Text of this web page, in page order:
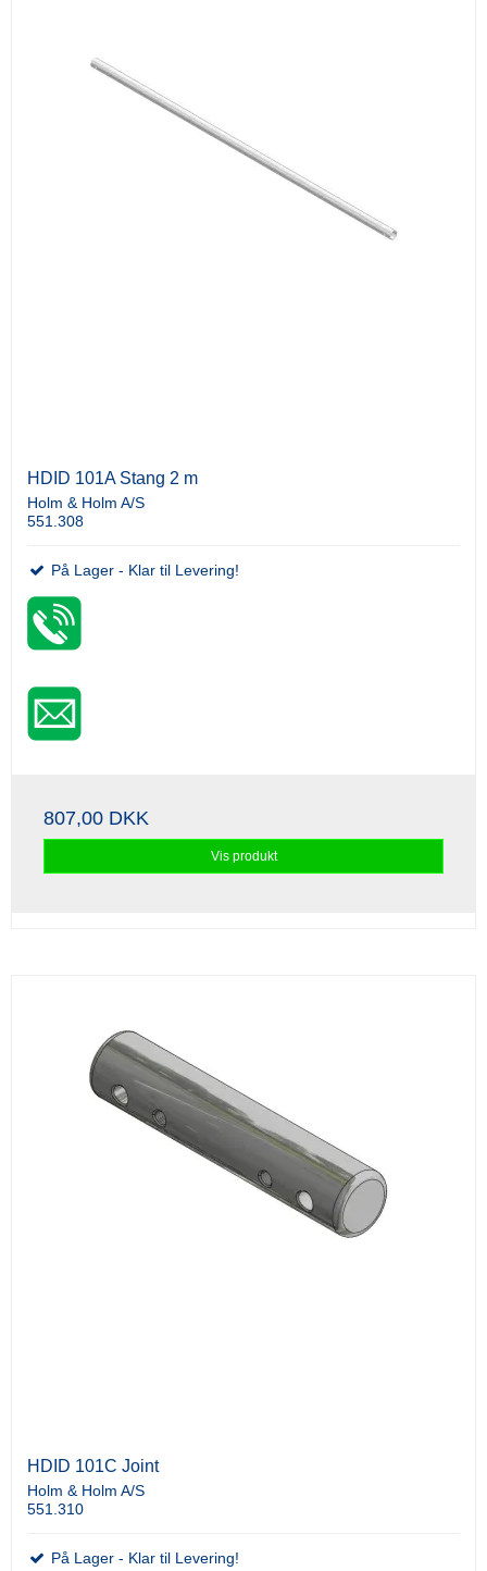
HDID 101A Stang 2 m
Holm & Holm A/S
551.308
På Lager - Klar til Levering!
807,00 DKK
Vis produkt
HDID 101C Joint
Holm & Holm A/S
551.310
På Lager - Klar til Levering!